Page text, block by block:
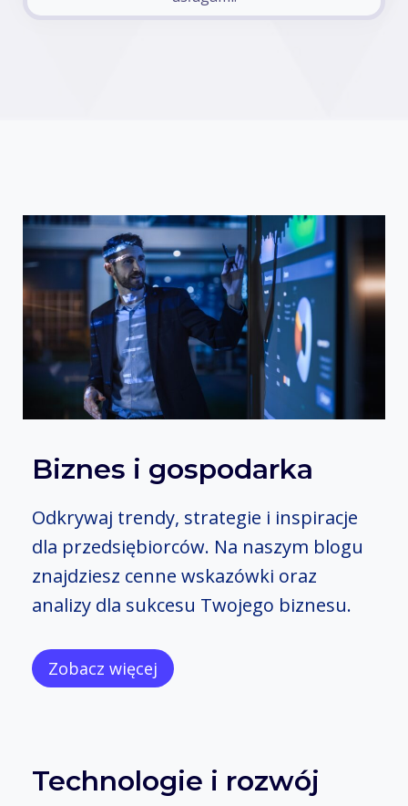
Biznes i gospodarka
Odkrywaj trendy, strategie i inspiracje
dla przedsiębiorców. Na naszym blogu
znajdziesz cenne wskazówki oraz
analizy dla sukcesu Twojego biznesu.
Zobacz więcej
Technologie i rozwój